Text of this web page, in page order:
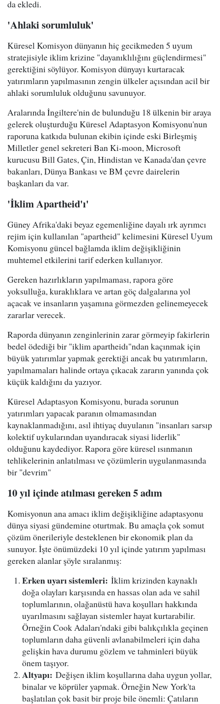
da ekledi.
'Ahlaki sorumluluk'
Küresel Komisyon dünyanın hiç gecikmeden 5 uyum
stratejisiyle iklim krizine "dayanıklılığını güçlendirmesi"
gerektiğini söylüyor. Komisyon dünyayı kurtaracak
yatırımların yapılmasının zengin ülkeler açısından acil bir
ahlaki sorumluluk olduğunu savunuyor.
Aralarında İngiltere'nin de bulunduğu 18 ülkenin bir araya
gelerek oluşturduğu Küresel Adaptasyon Komisyonu'nun
raporuna katkıda bulunan ekibin içinde eski Birleşmiş
Milletler genel sekreteri Ban Ki-moon, Microsoft
kurucusu Bill Gates, Çin, Hindistan ve Kanada'dan çevre
bakanları, Dünya Bankası ve BM çevre dairelerin
başkanları da var.
'İklim Apartheid'ı'
Güney Afrika'daki beyaz egemenliğine dayalı ırk ayrımcı
rejim için kullanılan "apartheid" kelimesini Küresel Uyum
Komisyonu güncel bağlamda iklim değişikliğinin
muhtemel etkilerini tarif ederken kullanıyor.
Gereken hazırlıkların yapılmaması, rapora göre
yoksulluğa, kuraklıklara ve artan göç dalgalarına yol
açacak ve insanların yaşamına görmezden gelinemeyecek
zararlar verecek.
Raporda dünyanın zenginlerinin zarar görmeyip fakirlerin
bedel ödediği bir "iklim apartheidı"ndan kaçınmak için
büyük yatırımlar yapmak gerektiği ancak bu yatırımların,
yapılmamaları halinde ortaya çıkacak zararın yanında çok
küçük kaldığını da yazıyor.
Küresel Adaptasyon Komisyonu, burada sorunun
yatırımları yapacak paranın olmamasından
kaynaklanmadığını, asıl ihtiyaç duyulanın "insanları sarsıp
kolektif uykularından uyandıracak siyasi liderlik"
olduğunu kaydediyor. Rapora göre küresel ısınmanın
tehlikelerinin anlatılması ve çözümlerin uygulanmasında
bir "devrim"
10 yıl içinde atılması gereken 5 adım
Komisyonun ana amacı iklim değişikliğine adaptasyonu
dünya siyasi gündemine oturtmak. Bu amaçla çok somut
çözüm önerileriyle desteklenen bir ekonomik plan da
sunuyor. İşte önümüzdeki 10 yıl içinde yatırım yapılması
gereken alanlar şöyle sıralanmış:
Erken uyarı sistemleri: İklim krizinden kaynaklı
doğa olayları karşısında en hassas olan ada ve sahil
toplumlarının, olağanüstü hava koşulları hakkında
uyarılmasını sağlayan sistemler hayat kurtarabilir.
Örneğin Cook Adaları'ndaki gibi balıkçılıkla geçinen
toplumların daha güvenli avlanabilmeleri için daha
gelişkin hava durumu gözlem ve tahminleri büyük
önem taşıyor.
Altyapı: Değişen iklim koşullarına daha uygun yollar,
binalar ve köprüler yapmak. Örneğin New York'ta
başlatılan çok basit bir proje bile önemli: Çatıların